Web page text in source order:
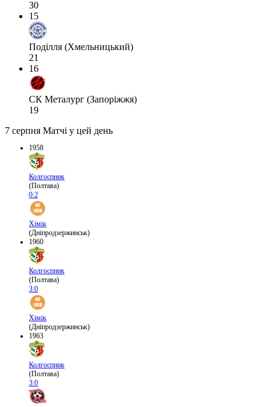
30
15
Поділля (Хмельницький)
21
16
СК Металург (Запоріжжя)
19
7 серпня Матчі у цей день
1958
Колгоспник
(Полтава)
0:2
Хімік
(Дніпродзержинськ)
1960
Колгоспник
(Полтава)
3:0
Хімік
(Дніпродзержинськ)
1963
Колгоспник
(Полтава)
3:0